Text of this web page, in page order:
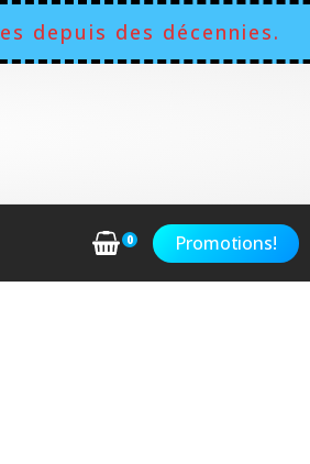
depuis des décennies.
0 Promotions!